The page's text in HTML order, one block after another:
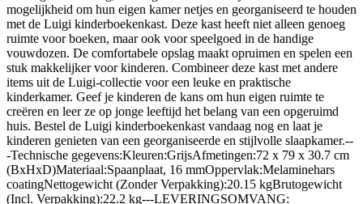
mogelijkheid om hun eigen kamer netjes en georganiseerd te houden
met de Luigi kinderboekenkast. Deze kast heeft niet alleen genoeg
ruimte voor boeken, maar ook voor speelgoed in de handige
vouwdozen. De comfortabele opslag maakt opruimen en spelen een
stuk makkelijker voor kinderen. Combineer deze kast met andere
items uit de Luigi-collectie voor een leuke en praktische
kinderkamer. Geef je kinderen de kans om hun eigen ruimte te
creëren en leer ze op jonge leeftijd het belang van een opgeruimd
huis. Bestel de Luigi kinderboekenkast vandaag nog en laat je
kinderen genieten van een georganiseerde en stijlvolle slaapkamer.--
-Technische gegevens:Kleuren:GrijsAfmetingen:72 x 79 x 30.7 cm
(BxHxD)Materiaal:Spaanplaat, 16 mmOppervlak:Melaminehars
coatingNettogewicht (Zonder Verpakking):20.15 kgBrutogewicht
(Incl. Verpakking):22.2 kg---LEVERINGSOMVANG: